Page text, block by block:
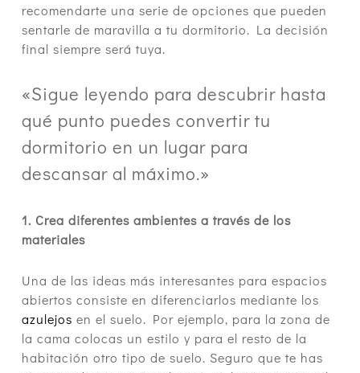
recomendarte una serie de opciones que pueden
sentarle de maravilla a tu dormitorio. La decisión
final siempre será tuya.
«Sigue leyendo para descubrir hasta
qué punto puedes convertir tu
dormitorio en un lugar para
descansar al máximo.»
1. Crea diferentes ambientes a través de los
materiales
Una de las ideas más interesantes para espacios
abiertos consiste en diferenciarlos mediante los
azulejos en el suelo. Por ejemplo, para la zona de
la cama colocas un estilo y para el resto de la
habitación otro tipo de suelo. Seguro que te has